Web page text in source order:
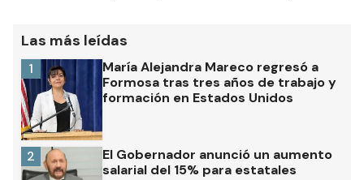
Las más leídas
María Alejandra Mareco regresó a
Formosa tras tres años de trabajo y
formación en Estados Unidos
1
El Gobernador anunció un aumento
salarial del 15% para estatales
2